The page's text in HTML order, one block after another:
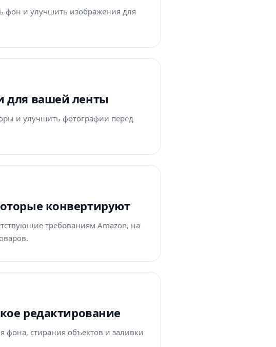
фон и улучшить изображения для
для вашей ленты
и улучшить фотографии перед
конвертируют
требованиям Amazon, на
редактирование
фона, стирания объектов и заливки